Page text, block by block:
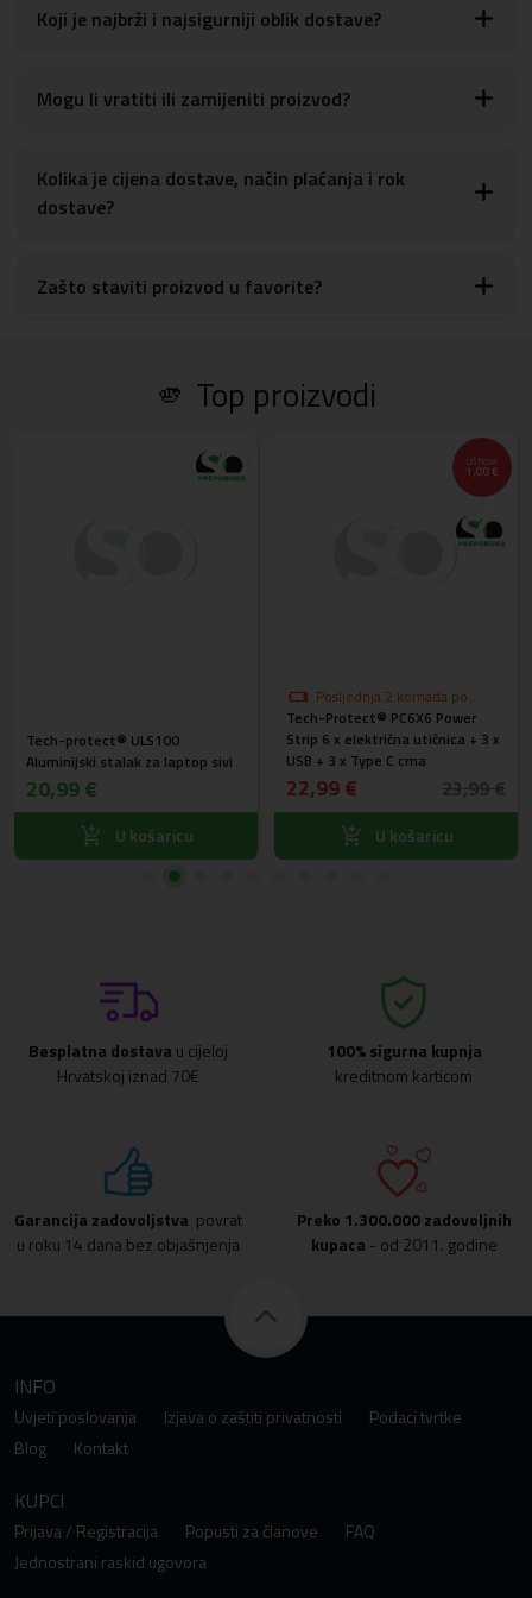
poput pametnog telefona, miša, power bank-a, kabela, punjača
Unutarnje dimenzije: 34 x 23,5 x 4 cm
Vanjske dimenzije: 35,5 x 25,5 x 4,2 cm
Ima praktične i prostrane džepove
Praktično se zatvara patentnim zatvaračem
Koji je najbrži i najsigurniji oblik dostave?
Mogu li vratiti ili zamijeniti proizvod?
Kolika je cijena dostave, način plaćanja i rok
dostave?
Zašto staviti proizvod u favorite?
🫵 Top proizvodi
Tech-protect® ULS100
Aluminijski stalak za laptop sivi
20,99 €
U košaricu
UŠTEDA
1,00 €
Posljednja 2 komada po
akcijskoj cijeni
Tech-Protect® PC6X6 Power
Strip 6 x električna utičnica + 3 x
USB + 3 x Type C crna
22,99 €
U košaricu
Besplatna dostava u cijeloj
Hrvatskoj iznad 70€
100% sigurna kupnja
kreditnom karticom
Garancija zadovoljstva povrat
u roku 14 dana bez objašnjenja
Preko 1.300.000 zadovoljnih
kupaca - od 2011. godine
INFO
Uvjeti poslovanja Izjava o zaštiti privatnosti
Podaci tvrtke
Blog
Kontakt
KUPCI
Prijava / Registracija Popusti za članove
FAQ
Jednostrani raskid ugovora